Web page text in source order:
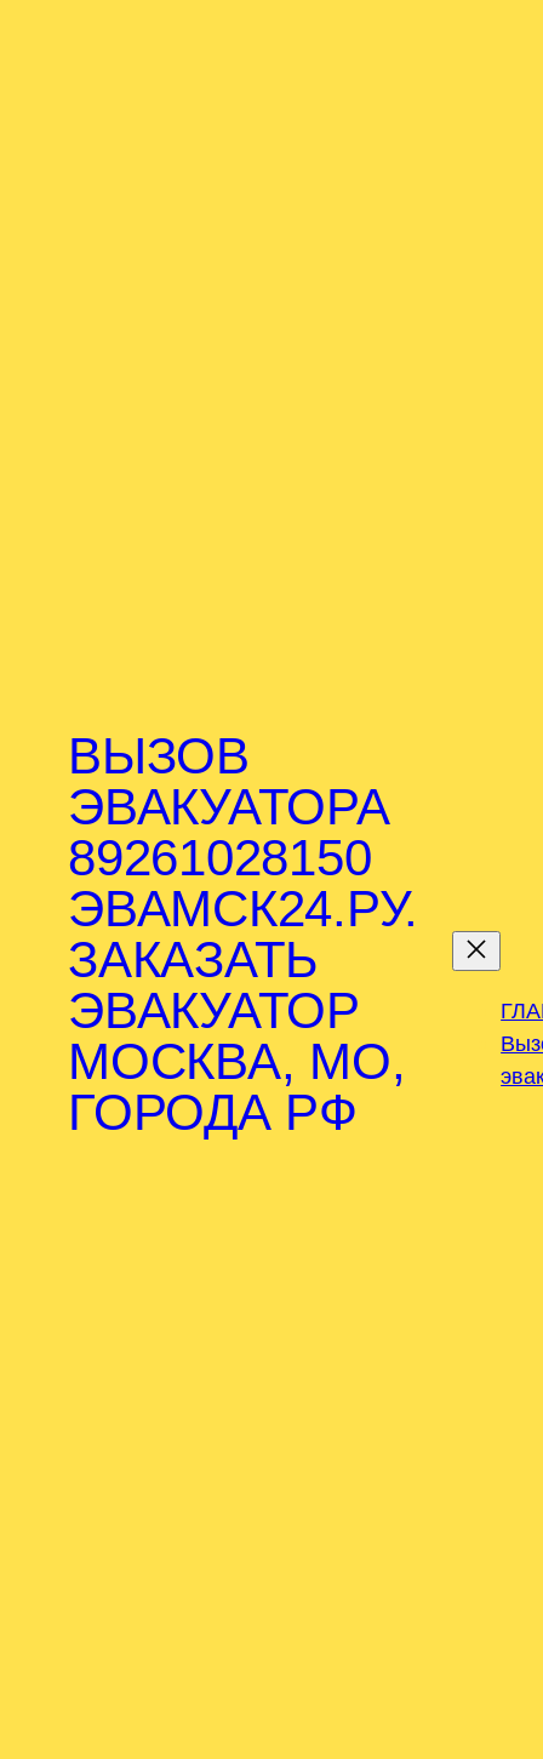
ВЫЗОВ
ЭВАКУАТОРА
89261028150
ЭВАМСК24.РУ.
ЗАКАЗАТЬ
ЭВАКУАТОР
МОСКВА, МО,
ГОРОДА РФ